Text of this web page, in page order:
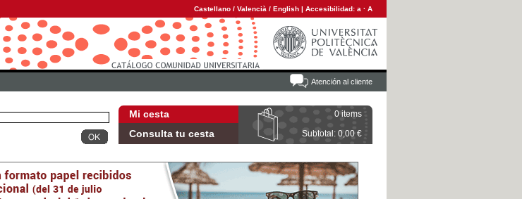
Castellano / Valencià / English | Accesibilidad: a · A
Atención al cliente
Mi cesta 0 items
Consulta tu cesta Subtotal: 0,00 €